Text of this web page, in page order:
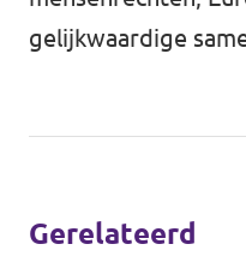
gelijkwaardige
Gerelateerd